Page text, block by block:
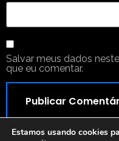
Salvar meus dados
que eu comentar.
Estamos usando cookies